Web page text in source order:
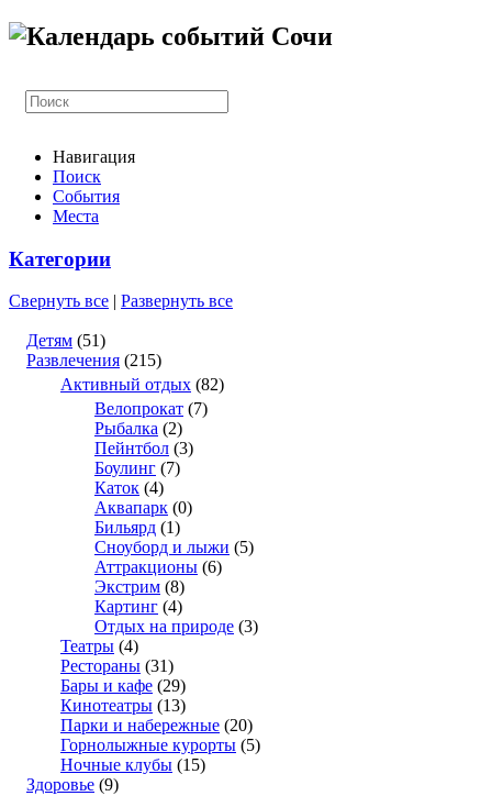
Навигация
Поиск
События
Места
Категории
Свернуть все | Развернуть все
Детям (51)
Развлечения (215)
Активный отдых (82)
Велопрокат (7)
Рыбалка (2)
Пейнтбол (3)
Боулинг (7)
Каток (4)
Аквапарк (0)
Бильярд (1)
Сноуборд и лыжи (5)
Аттракционы (6)
Экстрим (8)
Картинг (4)
Отдых на природе (3)
Театры (4)
Рестораны (31)
Бары и кафе (29)
Кинотеатры (13)
Парки и набережные (20)
Горнолыжные курорты (5)
Ночные клубы (15)
Здоровье (9)